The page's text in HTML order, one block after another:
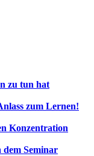
zu tun hat
zum Lernen!
Konzentration
dem Seminar